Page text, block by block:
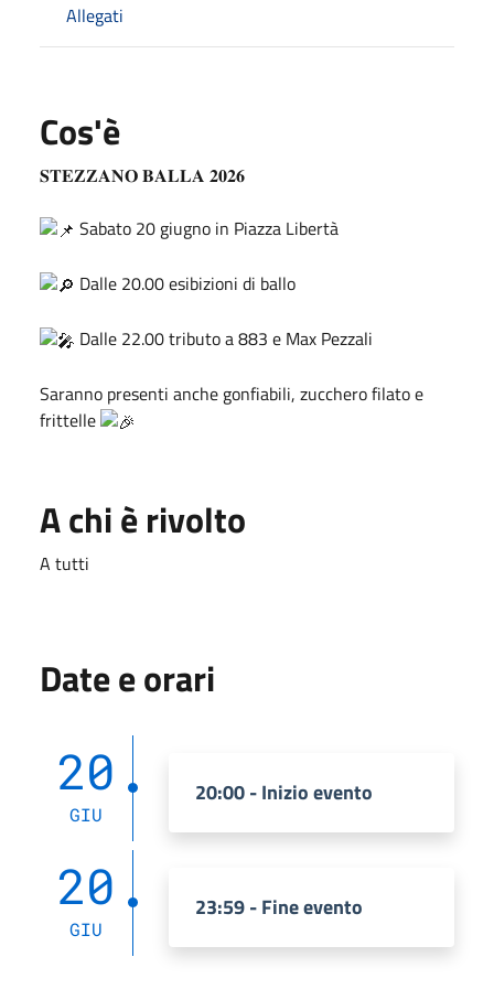
Allegati
Cos'è
𝐒𝐓𝐄𝐙𝐙𝐀𝐍𝐎 𝐁𝐀𝐋𝐋𝐀 𝟐𝟎𝟐𝟔
Sabato 20 giugno in Piazza Libertà
Dalle 20.00 esibizioni di ballo
Dalle 22.00 tributo a 883 e Max Pezzali
Saranno presenti anche gonfiabili, zucchero filato e
frittelle
A chi è rivolto
A tutti
Date e orari
20
GIU
20:00 - Inizio evento
20
GIU
23:59 - Fine evento